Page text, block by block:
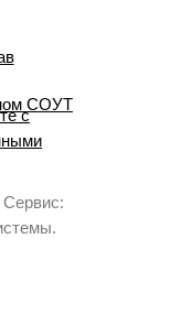
СОУТ
с